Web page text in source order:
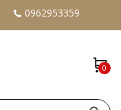
0962953359
0